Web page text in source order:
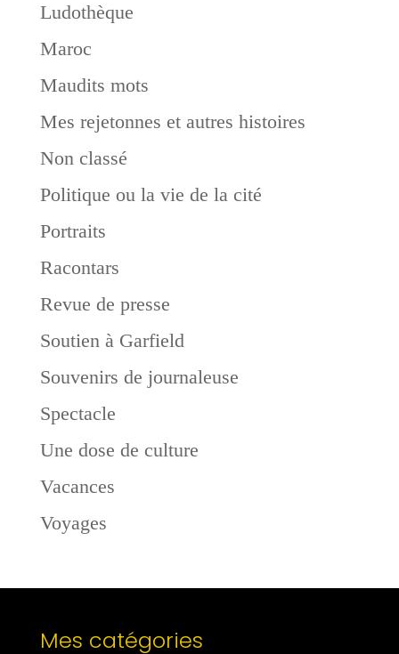
Ludothèque
Maroc
Maudits mots
Mes rejetonnes et autres histoires
Non classé
Politique ou la vie de la cité
Portraits
Racontars
Revue de presse
Soutien à Garfield
Souvenirs de journaleuse
Spectacle
Une dose de culture
Vacances
Voyages
Mes catégories